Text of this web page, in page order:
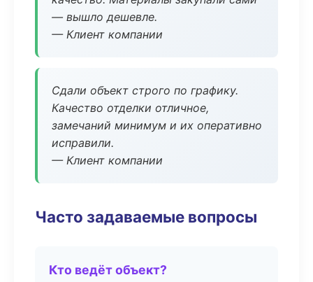
— вышло дешевле.
— Клиент компании
Сдали объект строго по графику.
Качество отделки отличное,
замечаний минимум и их оперативно
исправили.
— Клиент компании
Часто задаваемые вопросы
Кто ведёт объект?